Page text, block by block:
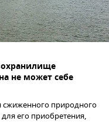
не может себе
сжиженного природного
для его приобретения,